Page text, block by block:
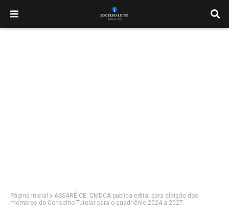
Página inicial
ASSARÉ CE: CMDCA publica edital para eleição dos
membros do Conselho Tutelar para o quadriênio 2024 a 2027.